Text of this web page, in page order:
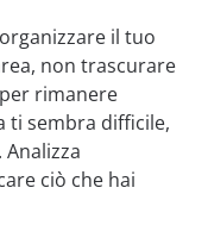
il tuo
non trascurare
rimanere
ti sembra difficile,
ciò che hai